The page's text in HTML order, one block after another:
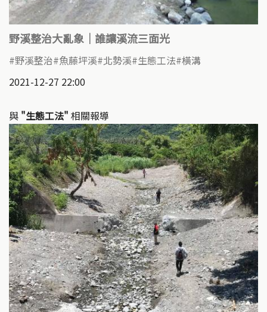
野溪整治大亂象｜誰讓溪流三面光
野溪整治 魚藤坪溪 北勢溪 生態工法 橫溝
2021-12-27 22:00
與 "生態工法" 相關報導